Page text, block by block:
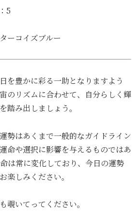
：5
ターコイズブルー
を豊かに彩る一助となりますよう
のリズムに合わせて、自分らしく輝
踏み出しましょう。
勢はあくまで一般的なガイドライン
命や選択に影響を与えるものではあ
は常に変化しており、今日の運勢
楽しみください。
覗いてってください。